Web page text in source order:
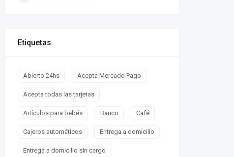
Etiquetas
Abierto 24hs Acepta Mercado Pago
Acepta todas las tarjetas
Artículos para bebés Banco Café
Cajeros automáticos Entrega a domicilio
Entrega a domicilio sin cargo